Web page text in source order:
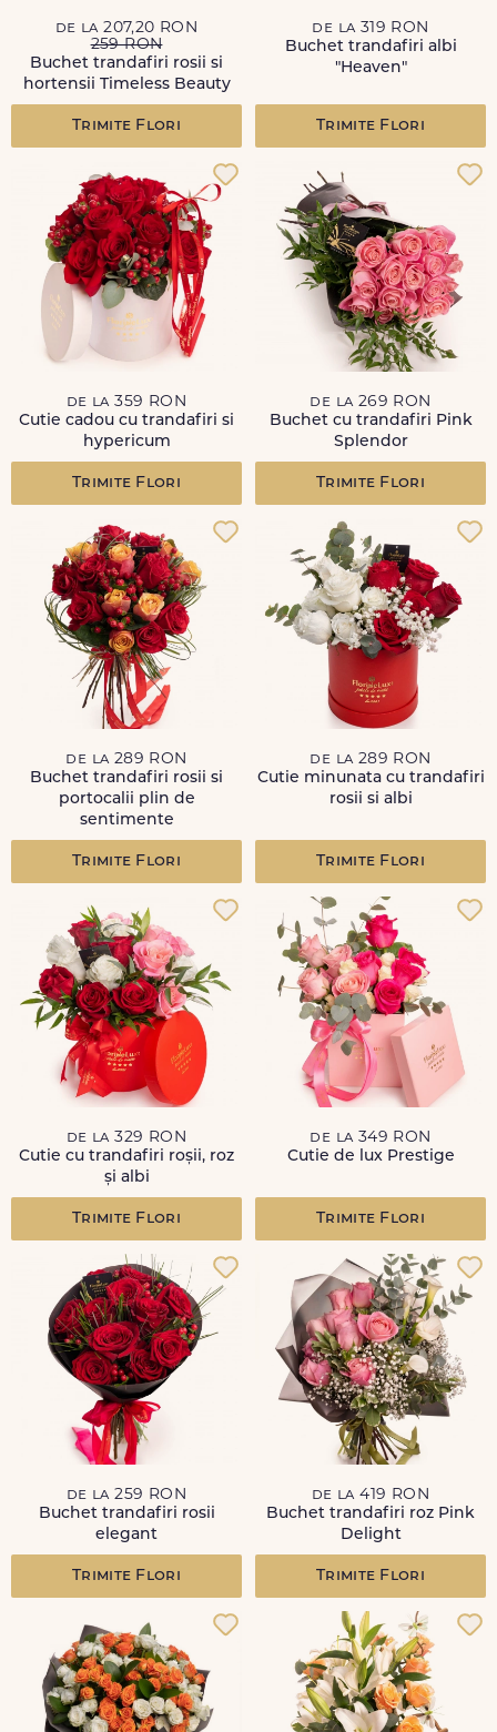
de la 207,20 RON
259 RON
Buchet trandafiri rosii si
hortensii Timeless Beauty
Trimite Flori
de la 319 RON
Buchet trandafiri albi
"Heaven"
Trimite Flori
de la 359 RON
Cutie cadou cu trandafiri si
hypericum
Trimite Flori
de la 269 RON
Buchet cu trandafiri Pink
Splendor
Trimite Flori
de la 289 RON
Buchet trandafiri rosii si
portocalii plin de
sentimente
Trimite Flori
de la 289 RON
Cutie minunata cu trandafiri
rosii si albi
Trimite Flori
de la 329 RON
Cutie cu trandafiri roșii, roz
și albi
Trimite Flori
de la 349 RON
Cutie de lux Prestige
Trimite Flori
de la 259 RON
Buchet trandafiri rosii
elegant
Trimite Flori
de la 419 RON
Buchet trandafiri roz Pink
Delight
Trimite Flori